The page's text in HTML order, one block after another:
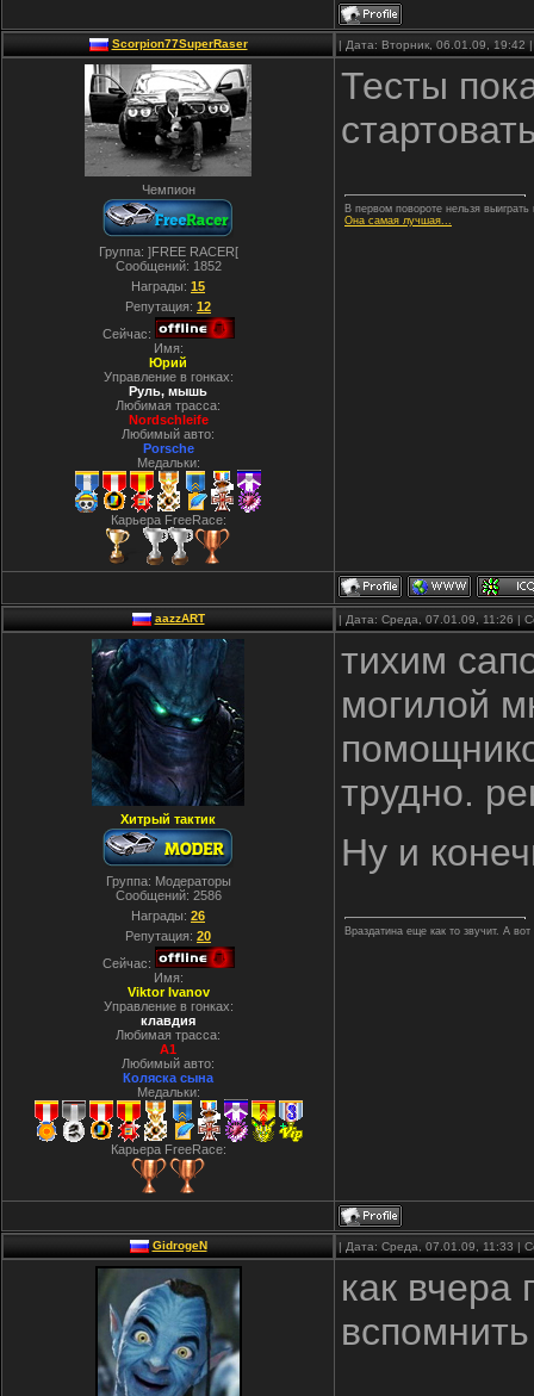
Scorpion77SuperRaser | Дата: Вторник, 06.01.09,
Чемпион
Группа: ]FREE RACER[
Сообщений: 1852
Награды: 15
Репутация: 12
Сейчас:
Имя:
Юрий
Управление в гонках:
Руль, мышь
Любимая трасса:
Nordschleife
Любимый авто:
Porsche
Медальки:
Карьера FreeRace:
Тесты
В первом повороте нельзя
Она самая лучшая...
aazzART | Дата: Среда, 07.01.09, 11:26 |
Хитрый тактик
Группа: Модераторы
Сообщений: 2586
Награды: 26
Репутация: 20
Сейчас:
Имя:
Viktor Ivanov
Управление в гонках:
клавдия
Любимая трасса:
A1
Любимый авто:
Коляска сына
Медальки:
Карьера FreeRace:
тихим
могилой
трудно.
Ну и
Враздатина еще как то звучит. А
GidrogeN | Дата: Среда, 07.01.09, 11:33 |
как вчера